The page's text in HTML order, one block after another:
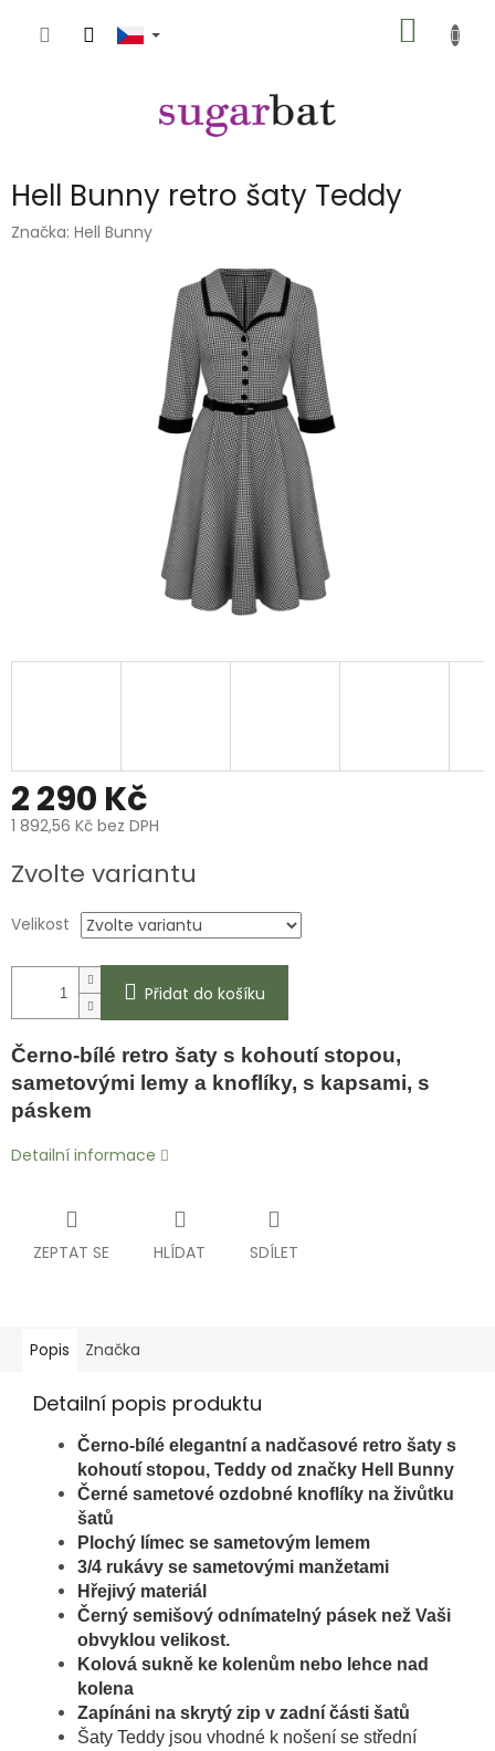
KOŠÍK
Hell Bunny retro šaty Teddy
Značka: Hell Bunny
2 290 Kč
1 892,56 Kč bez DPH
cena:
Zvolte variantu
Velikost
Přidat do košíku
Černo-bílé retro šaty s kohoutí stopou,
sametovými lemy a knoflíky, s kapsami, s
páskem
Detailní informace
ZEPTAT SE HLÍDAT SDÍLET
Popis Značka
Detailní popis produktu
Černo-bílé elegantní a nadčasové retro šaty s
kohoutí stopou, Teddy od značky Hell Bunny
Černé sametové ozdobné knoflíky na živůtku
šatů
Plochý límec se sametovým lemem
3/4 rukávy se sametovými manžetami
Hřejivý materiál
Černý semišový odnímatelný pásek než Vaši
obvyklou velikost.
Kolová sukně ke kolenům nebo lehce nad
kolena
Zapínáni na skrytý zip v zadní části šatů
Šaty Teddy jsou vhodné k nošení se střední